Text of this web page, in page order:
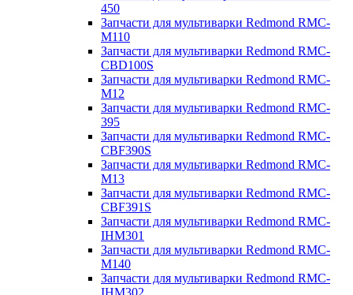
450
Запчасти для мультиварки Redmond RMC-
M110
Запчасти для мультиварки Redmond RMC-
CBD100S
Запчасти для мультиварки Redmond RMC-
M12
Запчасти для мультиварки Redmond RMC-
395
Запчасти для мультиварки Redmond RMC-
CBF390S
Запчасти для мультиварки Redmond RMC-
M13
Запчасти для мультиварки Redmond RMC-
CBF391S
Запчасти для мультиварки Redmond RMC-
IHM301
Запчасти для мультиварки Redmond RMC-
M140
Запчасти для мультиварки Redmond RMC-
IHM302